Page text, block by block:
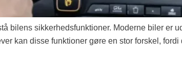
bilens sikkerhedsfunktioner. Moderne biler er
kan disse funktioner gøre en stor forskel, fordi